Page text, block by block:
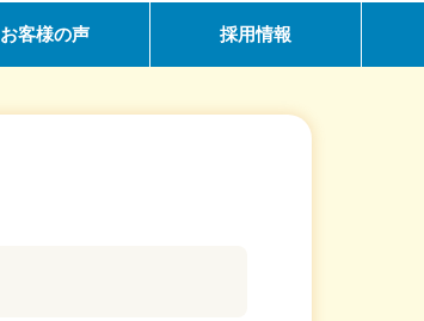
お客様の声 採用情報